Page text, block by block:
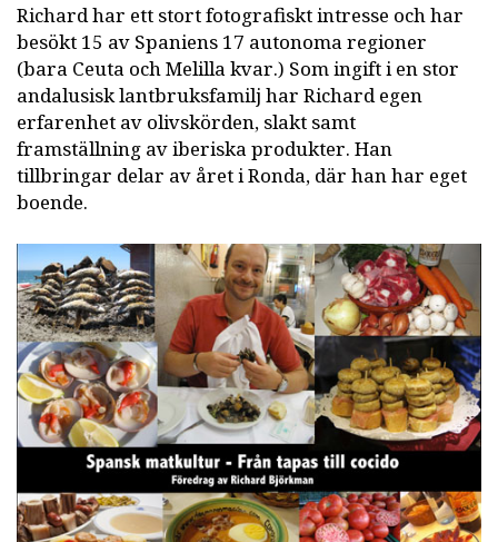
Richard har ett stort fotografiskt intresse och har
besökt 15 av Spaniens 17 autonoma regioner
(bara Ceuta och Melilla kvar.) Som ingift i en stor
andalusisk lantbruksfamilj har Richard egen
erfarenhet av olivskörden, slakt samt
framställning av iberiska produkter. Han
tillbringar delar av året i Ronda, där han har eget
boende.